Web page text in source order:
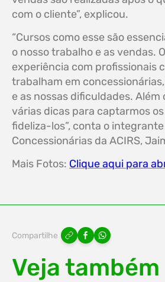
com o cliente”, explicou.
“Cursos como esse são
o nosso trabalho e as vendas.
experiência com profissionais
trabalham em
e as nossas dificuldades. Além
várias dicas para captarmos
fideliza-los”, conta o
Concessionárias da ACIRS,
Mais Fotos: Clique aqui para
Compartilhe
Veja também